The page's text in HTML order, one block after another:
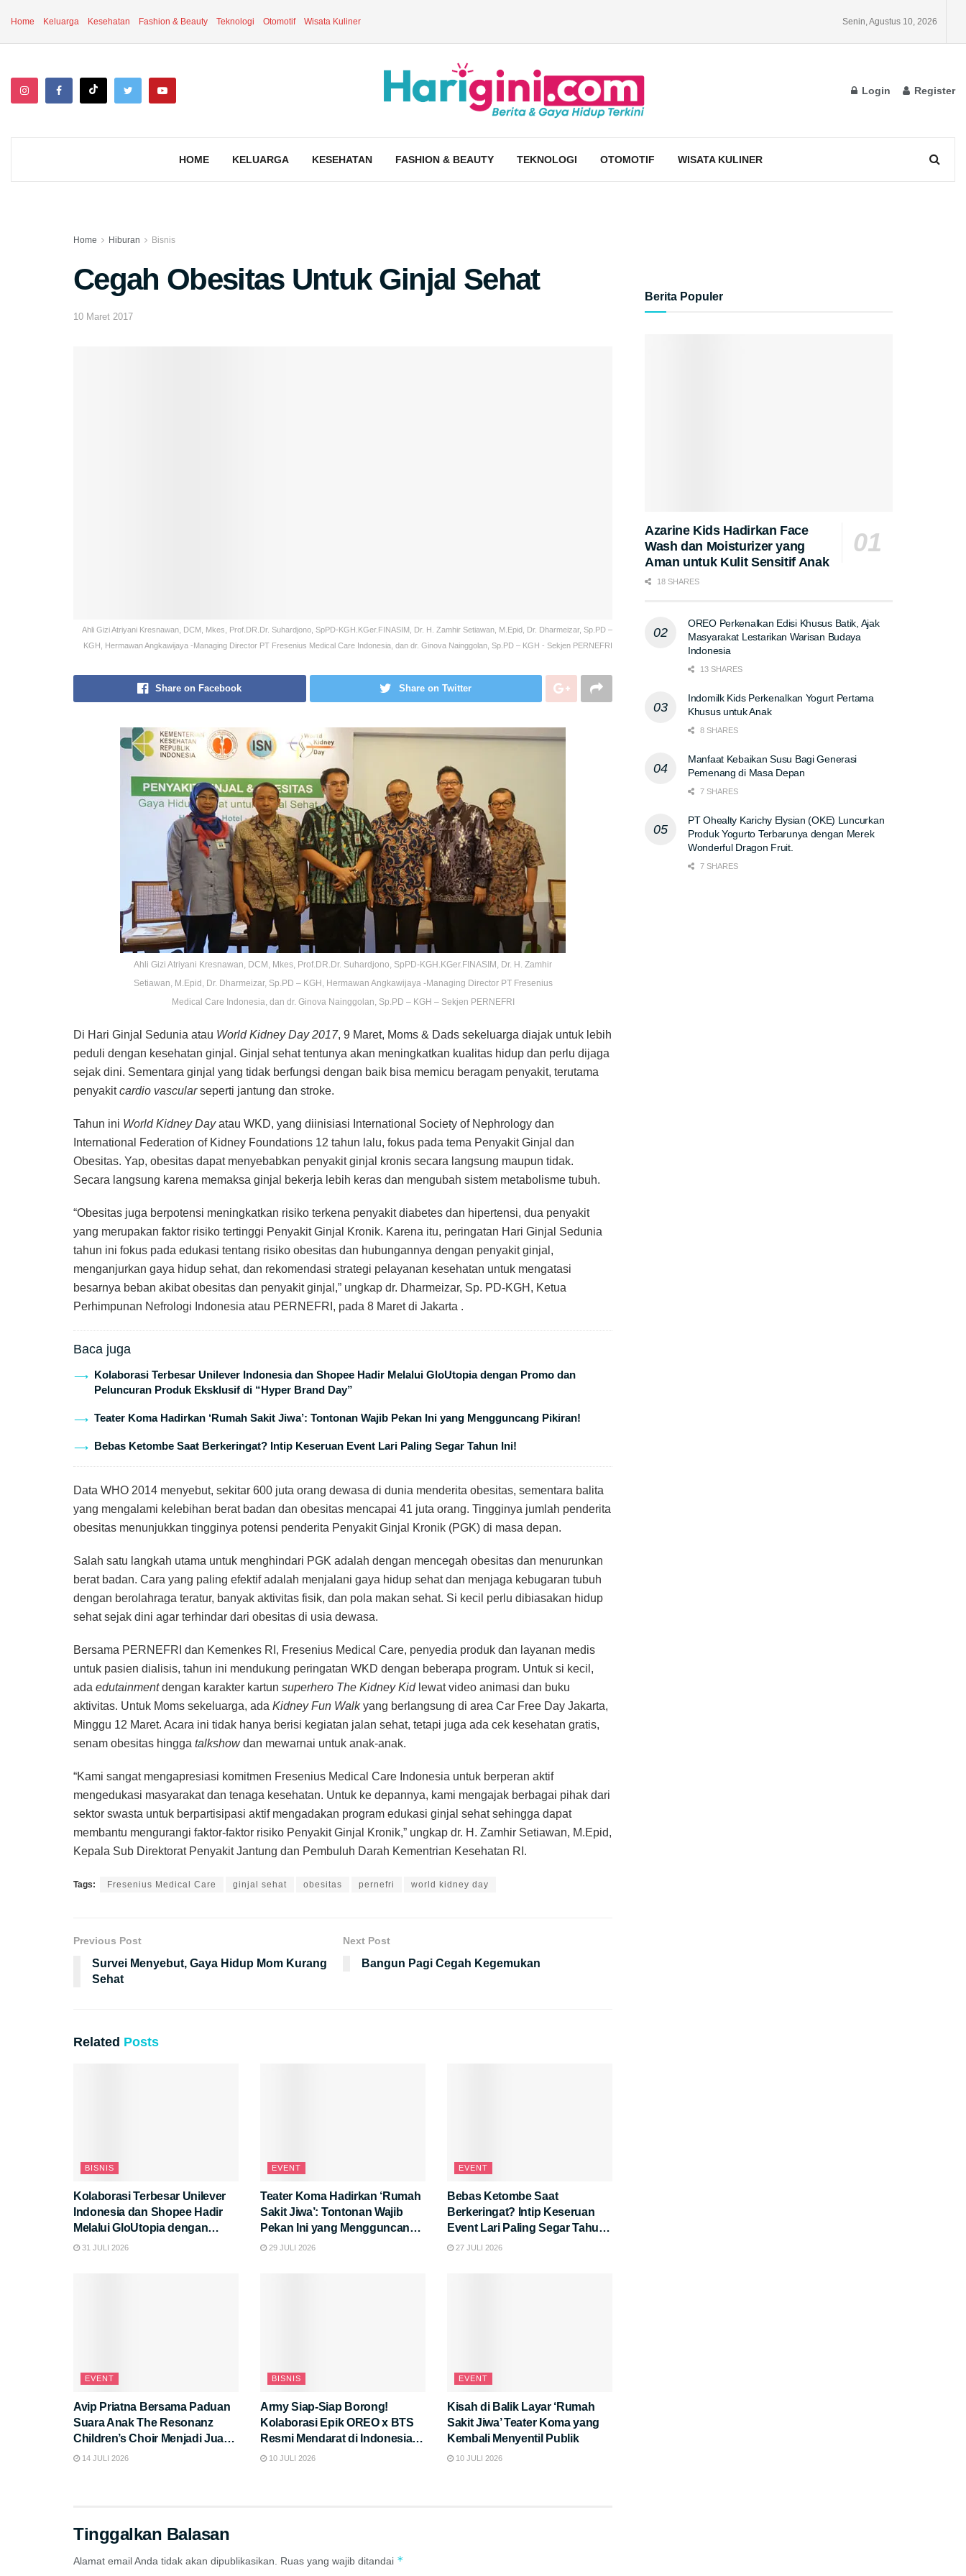
Home Keluarga Kesehatan Fashion & Beauty Teknologi Otomotif Wisata Kuliner Senin, Agustus 10, 2026
Login Register
HOME KELUARGA KESEHATAN FASHION & BEAUTY TEKNOLOGI OTOMOTIF WISATA KULINER
Home Hiburan Bisnis
Cegah Obesitas Untuk Ginjal Sehat
10 Maret 2017
Ahli Gizi Atriyani Kresnawan, DCM, Mkes, Prof.DR.Dr. Suhardjono, SpPD-KGH.KGer.FINASIM, Dr. H. Zamhir Setiawan, M.Epid, Dr. Dharmeizar, Sp.PD –
KGH, Hermawan Angkawijaya -Managing Director PT Fresenius Medical Care Indonesia, dan dr. Ginova Nainggolan, Sp.PD – KGH - Sekjen PERNEFRI
Share on Facebook Share on Twitter
Ahli Gizi Atriyani Kresnawan, DCM, Mkes, Prof.DR.Dr. Suhardjono, SpPD-KGH.KGer.FINASIM, Dr. H. Zamhir
Setiawan, M.Epid, Dr. Dharmeizar, Sp.PD – KGH, Hermawan Angkawijaya -Managing Director PT Fresenius
Medical Care Indonesia, dan dr. Ginova Nainggolan, Sp.PD – KGH – Sekjen PERNEFRI
Di Hari Ginjal Sedunia atau World Kidney Day 2017, 9 Maret, Moms & Dads sekeluarga diajak untuk lebih
peduli dengan kesehatan ginjal. Ginjal sehat tentunya akan meningkatkan kualitas hidup dan perlu dijaga
sejak dini. Sementara ginjal yang tidak berfungsi dengan baik bisa memicu beragam penyakit, terutama
penyakitcardio vascularseperti jantung dan stroke.
Tahun ini World Kidney Dayatau WKD, yang diinisiasi International Society of Nephrology dan
International Federation of Kidney Foundations 12 tahun lalu, fokus pada tema Penyakit Ginjal dan
Obesitas. Yap, obesitas dapat menyebabkan penyakit ginjal kronis secara langsung maupun tidak.
Secara langsung karena memaksa ginjal bekerja lebih keras dan mengubah sistem metabolisme tubuh.
“Obesitas juga berpotensi meningkatkan risiko terkena penyakit diabetes dan hipertensi, dua penyakit
yang merupakan faktor risiko tertinggi Penyakit Ginjal Kronik. Karena itu, peringatan Hari Ginjal Sedunia
tahun ini fokus pada edukasi tentang risiko obesitas dan hubungannya dengan penyakit ginjal,
menganjurkan gaya hidup sehat, dan rekomendasi strategi pelayanan kesehatan untuk mengatasi
besarnya beban akibat obesitas dan penyakit ginjal,” ungkap dr. Dharmeizar, Sp. PD-KGH, Ketua
Perhimpunan Nefrologi Indonesia atau PERNEFRI, pada 8 Maret di Jakarta .
Baca juga
Kolaborasi Terbesar Unilever Indonesia dan Shopee Hadir Melalui GloUtopia dengan Promo dan
Peluncuran Produk Eksklusif di “Hyper Brand Day”
Teater Koma Hadirkan ‘Rumah Sakit Jiwa’: Tontonan Wajib Pekan Ini yang Mengguncang Pikiran!
Bebas Ketombe Saat Berkeringat? Intip Keseruan Event Lari Paling Segar Tahun Ini!
Data WHO 2014 menyebut, sekitar 600 juta orang dewasa di dunia menderita obesitas, sementara balita
yang mengalami kelebihan berat badan dan obesitas mencapai 41 juta orang. Tingginya jumlah penderita
obesitas menunjukkan tingginya potensi penderita Penyakit Ginjal Kronik (PGK) di masa depan.
Salah satu langkah utama untuk menghindari PGK adalah dengan mencegah obesitas dan menurunkan
berat badan. Cara yang paling efektif adalah menjalani gaya hidup sehat dan menjaga kebugaran tubuh
dengan berolahraga teratur, banyak aktivitas fisik, dan pola makan sehat. Si kecil perlu dibiasakan hidup
sehat sejak dini agar terhindar dari obesitas di usia dewasa.
Bersama PERNEFRI dan Kemenkes RI, Fresenius Medical Care, penyedia produk dan layanan medis
untuk pasien dialisis, tahun ini mendukung peringatan WKD dengan beberapa program. Untuk si kecil,
ada edutainmentdengan karakter kartun superhero The Kidney Kidlewat video animasi dan buku
aktivitas. Untuk Moms sekeluarga, ada Kidney Fun Walkyang berlangsung di area Car Free Day Jakarta,
Minggu 12 Maret. Acara ini tidak hanya berisi kegiatan jalan sehat, tetapi juga ada cek kesehatan gratis,
senam obesitas hingga talkshowdan mewarnai untuk anak-anak.
“Kami sangat mengapresiasi komitmen Fresenius Medical Care Indonesia untuk berperan aktif
mengedukasi masyarakat dan tenaga kesehatan. Untuk ke depannya, kami mengajak berbagai pihak dari
sektor swasta untuk berpartisipasi aktif mengadakan program edukasi ginjal sehat sehingga dapat
membantu mengurangi faktor-faktor risiko Penyakit Ginjal Kronik,” ungkap dr. H. Zamhir Setiawan, M.Epid,
Kepala Sub Direktorat Penyakit Jantung dan Pembuluh Darah Kementrian Kesehatan RI.
Tags: Fresenius Medical Care ginjal sehat obesitas pernefri world kidney day
Previous Post
Survei Menyebut, Gaya Hidup Mom Kurang
Sehat
Next Post
Bangun Pagi Cegah Kegemukan
Related Posts
BISNIS
Kolaborasi Terbesar Unilever
Indonesia dan Shopee Hadir
Melalui GloUtopia dengan
Promo dan Peluncuran Produk
31 JULI 2026
EVENT
Teater Koma Hadirkan ‘Rumah
Sakit Jiwa’: Tontonan Wajib
Pekan Ini yang Mengguncang
Pikiran!
29 JULI 2026
EVENT
Bebas Ketombe Saat
Berkeringat? Intip Keseruan
Event Lari Paling Segar Tahun
Ini!27 JULI 2026
EVENT
Avip Priatna Bersama Paduan
Suara Anak The Resonanz
Children’s Choir Menjadi Juara
Umum di Kompetisi Paduan
14 JULI 2026
BISNIS
Army Siap-Siap Borong!
Kolaborasi Epik OREO x BTS
Resmi Mendarat di Indonesia,
Apa Saja Keunikannya?
10 JULI 2026
EVENT
Kisah di Balik Layar ‘Rumah
Sakit Jiwa’ Teater Koma yang
Kembali Menyentil Publik
10 JULI 2026
Tinggalkan Balasan
Alamat email Anda tidak akan dipublikasikan. Ruas yang wajib ditandai *
Berita Populer
Azarine Kids Hadirkan Face
Wash dan Moisturizer yang
Aman untuk Kulit Sensitif Anak
18 SHARES
OREO Perkenalkan Edisi Khusus Batik, Ajak
Masyarakat Lestarikan Warisan Budaya
Indonesia
13 SHARES
Indomilk Kids Perkenalkan Yogurt Pertama
Khusus untuk Anak
8 SHARES
Manfaat Kebaikan Susu Bagi Generasi
Pemenang di Masa Depan
7 SHARES
PT Ohealty Karichy Elysian (OKE) Luncurkan
Produk Yogurto Terbarunya dengan Merek
Wonderful Dragon Fruit.
7 SHARES